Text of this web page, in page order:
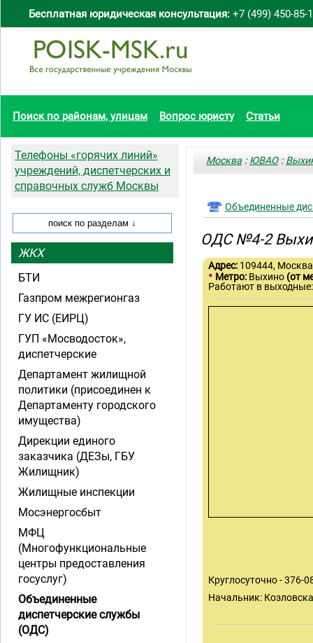
Бесплатная юридическая консультация: +7 (499) 450-85-
Поиск по районам, улицам Вопрос юристу Статьи
Москва :ЮВАО:
Объединенные
ОДС №4-2
Адрес: 109444,
• Метро: Выхино (от
Работают в
Круглосуточно - 376-
Начальник:
Телефоны «горячих линий»
учреждений, диспетчерских и
справочных служб Москвы
ЖКХ
БТИ
Газпром межрегионгаз
ГУ ИС (ЕИРЦ)
ГУП «Мосводосток»,
диспетчерские
Департамент жилищной
политики (присоединен к
Департаменту городского
имущества)
Дирекции единого
заказчика (ДЕЗы, ГБУ
Жилищник)
Жилищные инспекции
Мосэнергосбыт
МФЦ
(Многофункциональные
центры предоставления
госуслуг)
Объединенные
диспетчерские службы
(ОДС)